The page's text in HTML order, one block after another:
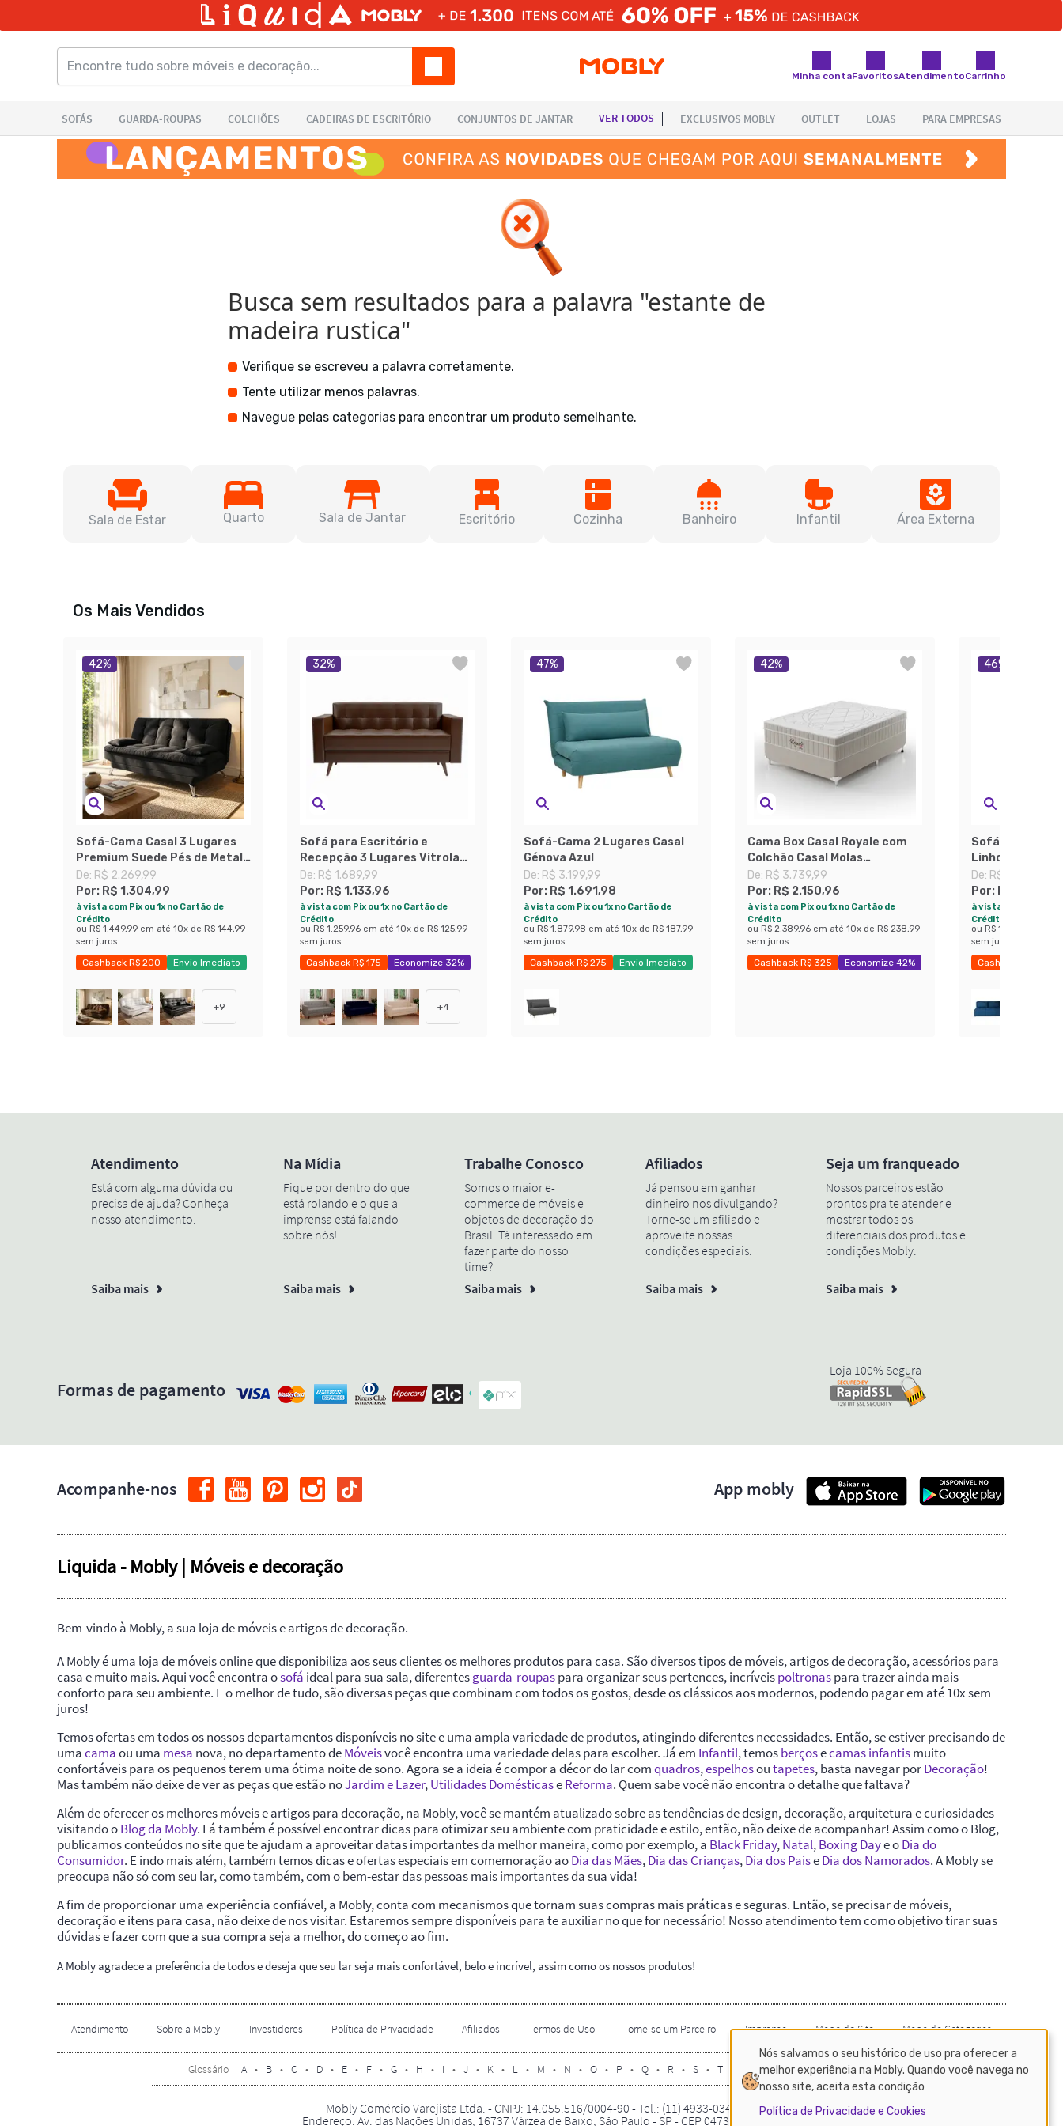
Minha contaFavoritosAtendimentoCarrinho
Busca sem resultados para a palavra "estante de
madeira rustica"
Verifique se escreveu a palavra corretamente.
Tente utilizar menos palavras.
Navegue pelas categorias para encontrar um produto semelhante.
Sala de Estar Quarto Sala de Jantar Escritório Cozinha Banheiro Infantil Área Externa
Os Mais Vendidos
42%
Sofá-Cama Casal 3 Lugares
Premium Suede Pés de Metal
Preto
De:R$ 2.269,99
Por: R$ 1.304,99
à vista com Pix ou 1x no Cartão de
Crédito
ou R$ 1.449,99 em até 10x de R$ 144,99
sem juros
Cashback R$ 200
Envio Imediato
+9
32%
Sofá para Escritório e
Recepção 3 Lugares Vitrola
Revestimento Sintético Café
De:R$ 1.689,99
Por: R$ 1.133,96
à vista com Pix ou 1x no Cartão de
Crédito
ou R$ 1.259,96 em até 10x de R$ 125,99
sem juros
Cashback R$ 175 Economize 32%
+4
47%
Sofá-Cama 2 Lugares Casal
Génova Azul
De:R$ 3.199,99
Por: R$ 1.691,98
à vista com Pix ou 1x no Cartão de
Crédito
ou R$ 1.879,98 em até 10x de R$ 187,99
sem juros
Cashback R$ 275
Envio Imediato
42%
Cama Box Casal Royale com
Colchão Casal Molas
Ensacadas Bege e Branca
De:R$ 3.739,99
Por: R$ 2.150,96
à vista com Pix ou 1x no Cartão de
Crédito
ou R$ 2.389,96 em até 10x de R$ 238,99
sem juros
Cashback R$ 325 Economize 42%
46%
Sofá 3 Lugares
Linho Grafite
De:R$ 3.319,99
Por:
à vista com Pix ou
Crédito
ou R$ 1.974,99
sem juros
Cashback R$ 275
Nós salvamos o seu histórico de uso pra oferecer a
melhor experiência na Mobly. Quando você navega no
nosso site, aceita esta condição
Política de Privacidade e Cookies